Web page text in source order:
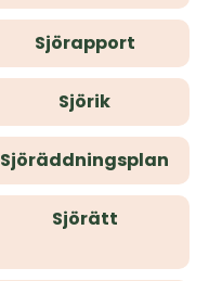
Sjörapport
Sjörik
Sjöräddningsplan
Sjörätt